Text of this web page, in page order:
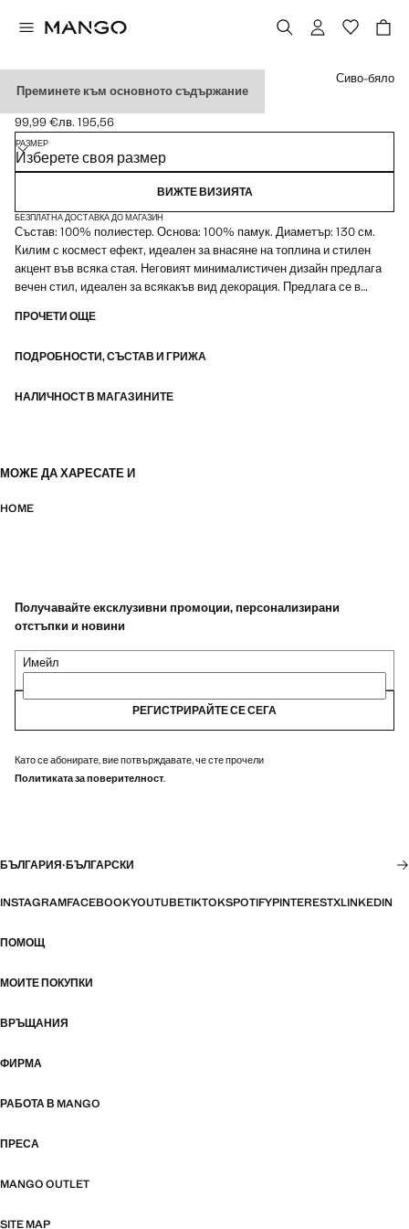
Преминете към основното съдържание
КИЛИМ С МЕКА ТЕКСТУРА
Текуща цена [99,99 € лв. 195,56]
99,99 €лв. 195,56
Изберете цвят
Сиво-бяло
РАЗМЕР
Изберете своя размер
ВИЖТЕ ВИЗИЯТА
БЕЗПЛАТНА ДОСТАВКА ДО МАГАЗИН
Състав: 100% полиестер. Основа: 100% памук. Диаметър: 130 см.
Килим с космест ефект, идеален за внасяне на топлина и стилен
акцент във всяка стая. Неговият минималистичен дизайн предлага
вечен стил, идеален за всякакъв вид декорация. Предлага се в
ПРОЧЕТИ ОЩЕ
ПОДРОБНОСТИ, СЪСТАВ И ГРИЖА
НАЛИЧНОСТ В МАГАЗИНИТЕ
МОЖЕ ДА ХАРЕСАТЕ И
HOME
Получавайте ексклузивни промоции, персонализирани
отстъпки и новини
Имейл
РЕГИСТРИРАЙТЕ СЕ СЕГА
Като се абонирате, вие потвърждавате, че сте прочели
Политиката за поверителност.
БЪЛГАРИЯ·БЪЛГАРСКИ
INSTAGRAMFACEBOOKYOUTUBETIKTOKSPOTIFYPINTERESTXLINKEDIN
ПОМОЩ
МОИТЕ ПОКУПКИ
ВРЪЩАНИЯ
ФИРМА
РАБОТА В MANGO
ПРЕСА
MANGO OUTLET
SITE MAP